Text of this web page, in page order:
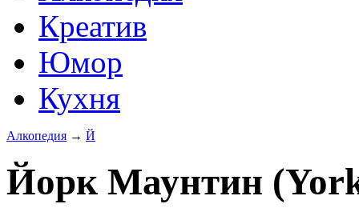
Креатив
Юмор
Кухня
Алкопедия → Й
Йорк Маунтин